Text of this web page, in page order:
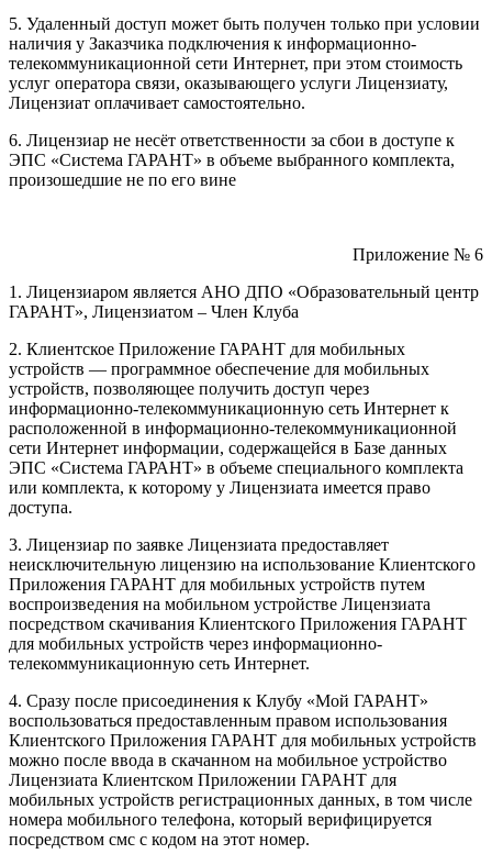
5. Удаленный доступ может быть получен только при условии
наличия у Заказчика подключения к информационно-
телекоммуникационной сети Интернет, при этом стоимость
услуг оператора связи, оказывающего услуги Лицензиату,
Лицензиат оплачивает самостоятельно.
6. Лицензиар не несёт ответственности за сбои в доступе к
ЭПС «Система ГАРАНТ» в объеме выбранного комплекта,
произошедшие не по его вине
Приложение № 6
1. Лицензиаром является АНО ДПО «Образовательный центр
ГАРАНТ», Лицензиатом – Член Клуба
2. Клиентское Приложение ГАРАНТ для мобильных
устройств — программное обеспечение для мобильных
устройств, позволяющее получить доступ через
информационно-телекоммуникационную сеть Интернет к
расположенной в информационно-телекоммуникационной
сети Интернет информации, содержащейся в Базе данных
ЭПС «Система ГАРАНТ» в объеме специального комплекта
или комплекта, к которому у Лицензиата имеется право
доступа.
3. Лицензиар по заявке Лицензиата предоставляет
неисключительную лицензию на использование Клиентского
Приложения ГАРАНТ для мобильных устройств путем
воспроизведения на мобильном устройстве Лицензиата
посредством скачивания Клиентского Приложения ГАРАНТ
для мобильных устройств через информационно-
телекоммуникационную сеть Интернет.
4. Сразу после присоединения к Клубу «Мой ГАРАНТ»
воспользоваться предоставленным правом использования
Клиентского Приложения ГАРАНТ для мобильных устройств
можно после ввода в скачанном на мобильное устройство
Лицензиата Клиентском Приложении ГАРАНТ для
мобильных устройств регистрационных данных, в том числе
номера мобильного телефона, который верифицируется
посредством смс с кодом на этот номер.